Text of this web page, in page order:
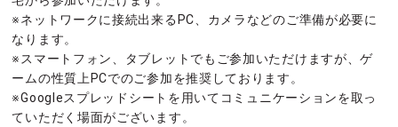
※ネットワークに接続出来るPC、カメラなどのご準備が必要に
なります。
※スマートフォン、タブレットでもご参加いただけますが、ゲ
ームの性質上PCでのご参加を推奨しております。
※Googleスプレッドシートを用いてコミュニケーションを取っ
ていただく場面がございます。